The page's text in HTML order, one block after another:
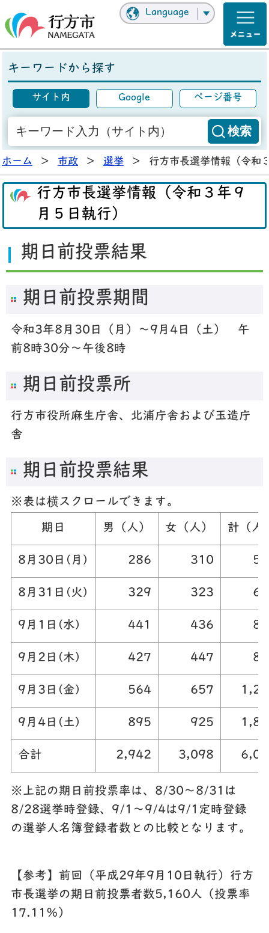
Language
キーワードから探す
サイト内 Google ページ番号
ホーム > 市政 > 選挙 > 行方市長選挙情報（令和
行方市長選挙情報（令和３年９
月５日執行）
期日前投票結果
期日前投票期間
令和3年8月30日（月）～9月4日（土） 午
前8時30分～午後8時
期日前投票所
行方市役所麻生庁舎、北浦庁舎および玉造庁
舎
期日前投票結果
※表は横スクロールできます。
期日 男（人） 女（人） 計（人
8月30日(月) 286 310
8月31日(火) 329 323
9月1日(水) 441 436
9月2日(木) 427 447
9月3日(金) 564 657
9月4日(土) 895 925
合計 2,942 3,098
※上記の期日前投票率は、8/30～8/31は
8/28選挙時登録、9/1～9/4は9/1定時登録
の選挙人名簿登録者数との比較となります。
【参考】前回（平成29年9月10日執行）行方
市長選挙の期日前投票者数5,160人（投票率
17.11％）